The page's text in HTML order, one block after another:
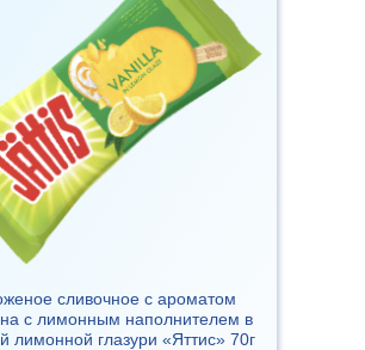
сливочное с ароматом
с лимонным наполнителем в
лимонной глазури «Яттис» 70г